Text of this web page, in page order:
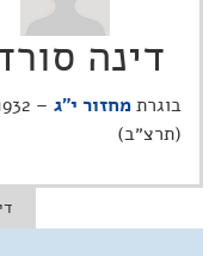
דינה
בוגרתמחזור י"ג
1932
(תרצ״ב)